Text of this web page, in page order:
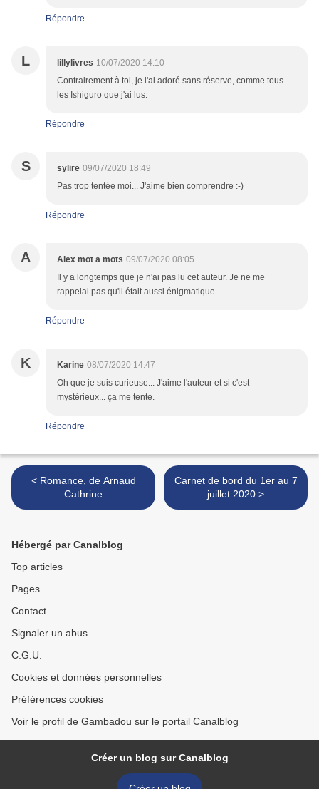
Répondre
L lillylivres 10/07/2020 14:10
Contrairement à toi, je l'ai adoré sans réserve, comme tous
les Ishiguro que j'ai lus.
Répondre
S sylire 09/07/2020 18:49
Pas trop tentée moi... J'aime bien comprendre :-)
Répondre
A Alex mot a mots 09/07/2020 08:05
Il y a longtemps que je n'ai pas lu cet auteur. Je ne me
rappelai pas qu'il était aussi énigmatique.
Répondre
K Karine 08/07/2020 14:47
Oh que je suis curieuse... J'aime l'auteur et si c'est
mystérieux... ça me tente.
Répondre
< Romance, de Arnaud
Cathrine
Carnet de bord du 1er au 7
juillet 2020 >
Hébergé par Canalblog
Top articles
Pages
Contact
Signaler un abus
C.G.U.
Cookies et données personnelles
Préférences cookies
Voir le profil de Gambadou sur le portail Canalblog
Créer un blog sur Canalblog